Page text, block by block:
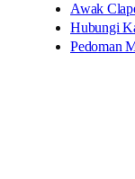
Awak
Hubungi
Pedoman